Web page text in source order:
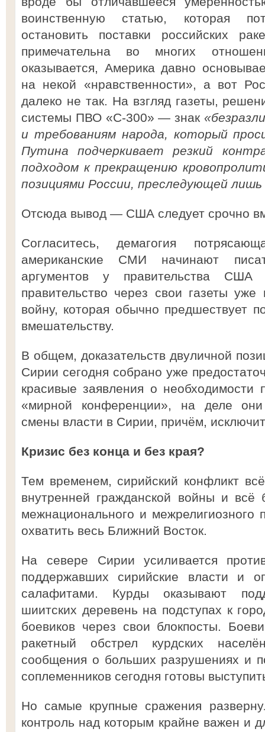
воинственную статью, которая
остановить поставки российских
примечательна во многих
оказывается, Америка давно
на некой «нравственности», а вот
далеко не так. На взгляд газеты,
системы ПВО «С-300» — знак
и требованиям народа, который
Путина подчеркивает резкий
подходом к прекращению
позициями России, преследующей
Отсюда вывод — США следует срочно
Согласитесь, демагогия
американские СМИ начинают
аргументов у правительства
правительство через свои газеты
войну, которая обычно предшествует
вмешательству.
В общем, доказательств двуличной
Сирии сегодня собрано уже
красивые заявления о необходимости
«мирной конференции», на деле
смены власти в Сирии, причём,
Кризис без конца и без края?
Тем временем, сирийский конфликт
внутренней гражданской войны и всё
межнационального и межрелигиозного
охватить весь Ближний Восток.
На севере Сирии усиливается
поддержавших сирийские власти и
салафитами. Курды оказывают
шиитских деревень на подступах к
боевиков через свои блокпосты.
ракетный обстрел курдских
сообщения о больших разрушениях и
соплеменников сегодня готовы
Но самые крупные сражения
контроль над которым крайне важен и